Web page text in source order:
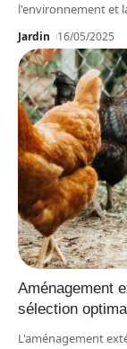
l'environnement et
Jardin 16/05/2025
Aménagement
sélection
L'aménagement